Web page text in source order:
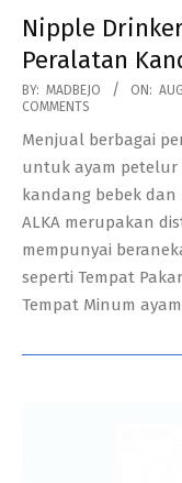
Nipple
Peralatan
2017-
08-
17
BY: MADBEJO ON:
COMMENTS
Menjual berbagai
untuk ayam petelur
kandang bebek dan
ALKA merupakan
mempunyai
seperti Tempat
Tempat Minum